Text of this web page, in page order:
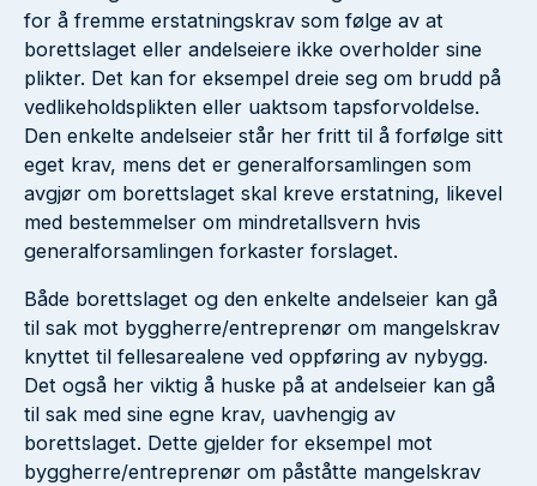
for å fremme erstatningskrav som følge av at
borettslaget eller andelseiere ikke overholder sine
plikter. Det kan for eksempel dreie seg om brudd på
vedlikeholdsplikten eller uaktsom tapsforvoldelse.
Den enkelte andelseier står her fritt til å forfølge sitt
eget krav, mens det er generalforsamlingen som
avgjør om borettslaget skal kreve erstatning, likevel
med bestemmelser om mindretallsvern hvis
generalforsamlingen forkaster forslaget.
Både borettslaget og den enkelte andelseier kan gå
til sak mot byggherre/entreprenør om mangelskrav
knyttet til fellesarealene ved oppføring av nybygg.
Det også her viktig å huske på at andelseier kan gå
til sak med sine egne krav, uavhengig av
borettslaget. Dette gjelder for eksempel mot
byggherre/entreprenør om påståtte mangelskrav